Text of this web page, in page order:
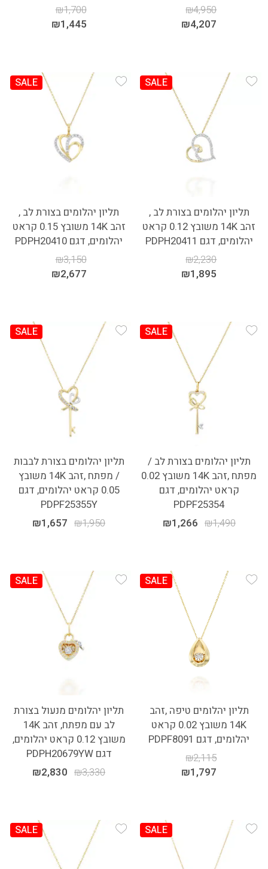
₪4,950
₪4,207
₪1,700
₪1,445
Add Wishlist
SALE
תליון יהלומים בצורת לב ,
זהב 14K משובץ 0.12 קראט
יהלומים, דגם PDPH20411
₪2,230
₪1,895
Add Wishlist
SALE
תליון יהלומים בצורת לב ,
זהב 14K משובץ 0.15 קראט
יהלומים, דגם PDPH20410
₪3,150
₪2,677
Add Wishlist
SALE
תליון יהלומים בצורת לב /
מפתח ,זהב 14K משובץ 0.02
קראט יהלומים, דגם
PDPF25354
₪1,490
₪1,266
Add Wishlist
SALE
תליון יהלומים בצורת לבבות
/ מפתח ,זהב 14K משובץ
0.05 קראט יהלומים, דגם
PDPF25355Y
₪1,950
₪1,657
Add Wishlist
SALE
תליון יהלומים טיפה ,זהב
14K משובץ 0.02 קראט
יהלומים, דגם PDPF8091
₪2,115
₪1,797
Add Wishlist
SALE
תליון יהלומים מנעול בצורת
לב עם מפתח, זהב 14K
משובץ 0.12 קראט יהלומים,
דגם PDPH20679YW
₪3,330
₪2,830
Add Wishlist
SALE
Add Wishlist
SALE